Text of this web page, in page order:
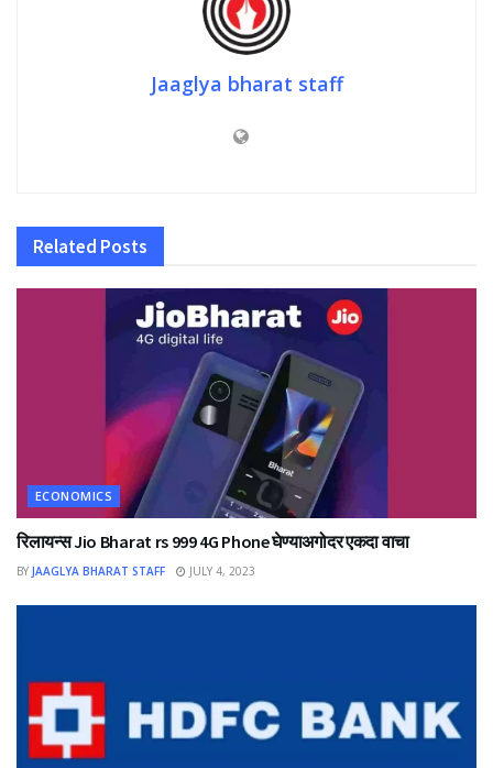
Jaaglya bharat staff
Related Posts
ECONOMICS
रिलायन्स Jio Bharat rs 999 4G Phone घेण्याअगोदर एकदा वाचा
BY JAAGLYA BHARAT STAFF JULY 4, 2023